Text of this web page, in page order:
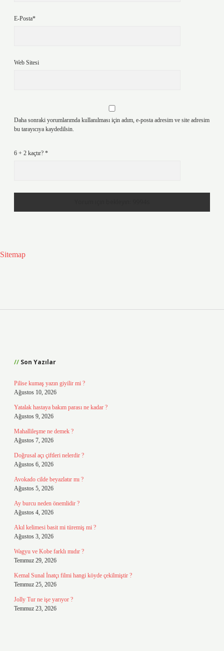
E-Posta*
Web Sitesi
Daha sonraki yorumlarımda kullanılması için adım, e-posta adresim ve site adresim
bu tarayıcıya kaydedilsin.
6 + 2 kaçtır? *
Sitemap
Son Yazılar
Pilise kumaş yazın giyilir mi ?
Ağustos 10, 2026
Yatalak hastaya bakım parası ne kadar ?
Ağustos 9, 2026
Mahallileşme ne demek ?
Ağustos 7, 2026
Doğrusal açı çiftleri nelerdir ?
Ağustos 6, 2026
Avokado cilde beyazlatır mı ?
Ağustos 5, 2026
Ay burcu neden önemlidir ?
Ağustos 4, 2026
Akıl kelimesi basit mi türemiş mi ?
Ağustos 3, 2026
Wagyu ve Kobe farklı mıdır ?
Temmuz 29, 2026
Kemal Sunal İnatçı filmi hangi köyde çekilmiştir ?
Temmuz 25, 2026
Jolly Tur ne işe yarıyor ?
Temmuz 23, 2026